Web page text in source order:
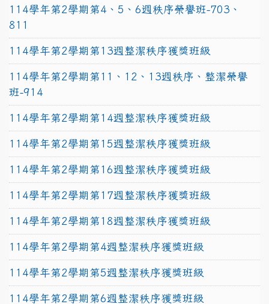
114學年第2學期第4、5、6週秩序榮譽班-703、
811
114學年第2學期第13週整潔秩序獲獎班級
114學年第2學期第11、12、13週秩序、整潔榮譽
班-914
114學年第2學期第14週整潔秩序獲獎班級
114學年第2學期第15週整潔秩序獲獎班級
114學年第2學期第16週整潔秩序獲獎班級
114學年第2學期第17週整潔秩序獲獎班級
114學年第2學期第18週整潔秩序獲獎班級
114學年第2學期第4週整潔秩序獲獎班級
114學年第2學期第5週整潔秩序獲獎班級
114學年第2學期第6週整潔秩序獲獎班級